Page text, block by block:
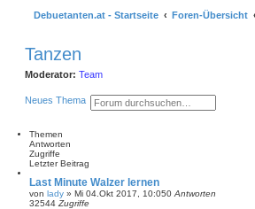
Debuetanten.at - Startseite Foren-Übersicht
Tanzen
Moderator: Team
Neues Thema S
u
E
r
t
e
Themen
Antworten
Zugriffe
Letzter Beitrag
Last Minute Walzer lernen
von lady » Mi 04.Okt 2017, 10:050 Antworten
32544 Zugriffe